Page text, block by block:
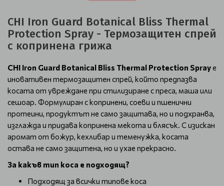
CHI Iron Guard Botanical Bliss Thermal
Protection Spray - Термозащитен спрей
с копринена грижа
CHI Iron Guard Botanical Bliss Thermal Protection Sprayе
иновативен термозащитен спрей, който предпазва
косата от увреждане при стилизиране с преса, маша или
сешоар. Формулиран с копринени, соеви и пшенични
протеини, продуктът не само защитава, но и подхранва,
изглажда и придава копринена мекота и блясък. С изискан
аромат от божур, кехлибар и теменужка, косата
остава не само защитена, но и ухае прекрасно.
За какъв тип коса е подходящ?
Подходящ за всички типове коса